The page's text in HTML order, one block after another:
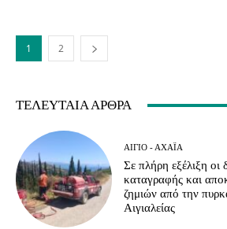
1 2
ΤΕΛΕΥΤΑΊΑ ΆΡΘΡΑ
ΑΊΓΙΟ - ΑΧΑΪ́Α
Σε πλήρη εξέλιξη οι
καταγραφής και
ζημιών από την
Αιγιαλείας